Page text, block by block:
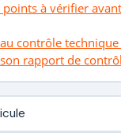
points à vérifier
contrôle
rapport de